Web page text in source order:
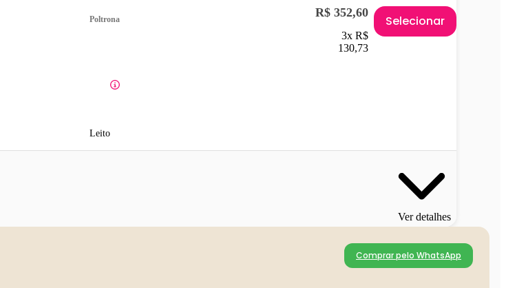
Poltrona
Leito
R$ 352,60
3x R$
130,73
Selecionar
Ver detalhes
Comprar pelo WhatsApp